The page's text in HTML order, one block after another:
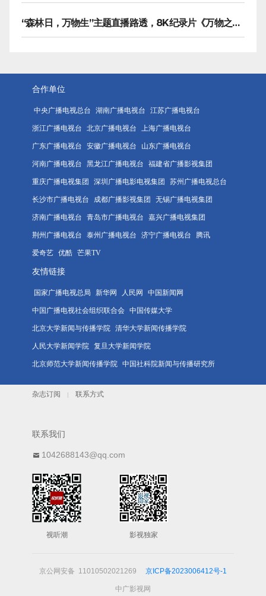
“森林日，万物生”主题直播路透，8K纪录片《万物之生》今晚播出
合作单位
中央广播电视总台 湖南广播电视台 江苏广播电视台
浙江广播电视台 北京广播电视台 上海广播电视台
广东广播电视台 安徽广播电视台 山东广播电视台
河南广播电视台 黑龙江广播电视台 福建省广播影视集团
重庆广播电视集团 深圳广播电影电视集团 苏州广播电视总台
长沙市广播电视台 成都广播影视集团 无锡广播电视集团
济南广播电视台 青岛市广播电视台 嘉兴广播电视集团
荆州广播电视台 泰州广播电视台 济宁广播电视台 腾讯
爱奇艺 优酷 芒果TV
友情链接
国家广播电视总局 新华网 人民网 中国新闻网
中国广播电视社会组织联合会 中国传媒大学
北京大学新闻与传播学院 清华大学新闻传播学院
人民大学新闻学院 复旦大学新闻学院
北京师范大学新闻传播学院 中国社科院新闻与传播研究所
杂志订阅 | 联系方式
联系我们
1042688143@qq.com
视听潮 影视独家
京公网安备 11010502021269 京ICP备2023006412号-1
中广影视网